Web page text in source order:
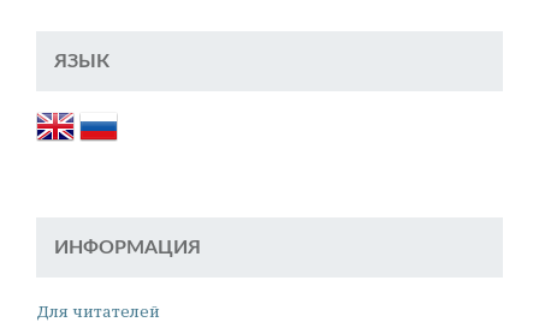
ЯЗЫК
ИНФОРМАЦИЯ
Для читателей